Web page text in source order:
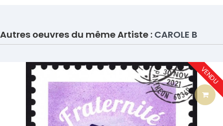
Autres oeuvres du même Artiste : CAROLE B
VENDU